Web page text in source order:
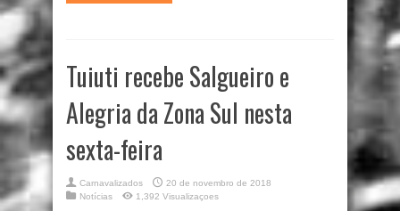
Tuiuti recebe Salgueiro e
Alegria da Zona Sul nesta
sexta-feira
Carnavalizados
20 de novembro de 2018
Notícias
1,392 Visualizaçoes